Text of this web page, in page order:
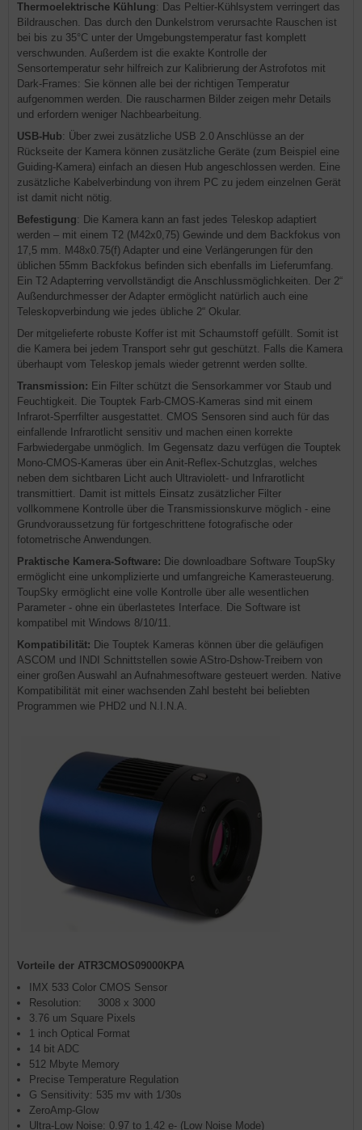
Thermoelektrische Kühlung: Das Peltier-Kühlsystem verringert das
Bildrauschen. Das durch den Dunkelstrom verursachte Rauschen ist
bei bis zu 35°C unter der Umgebungstemperatur fast komplett
verschwunden. Außerdem ist die exakte Kontrolle der
Sensortemperatur sehr hilfreich zur Kalibrierung der Astrofotos mit
Dark-Frames: Sie können alle bei der richtigen Temperatur
aufgenommen werden. Die rauscharmen Bilder zeigen mehr Details
und erfordern weniger Nachbearbeitung.
USB-Hub: Über zwei zusätzliche USB 2.0 Anschlüsse an der
Rückseite der Kamera können zusätzliche Geräte (zum Beispiel eine
Guiding-Kamera) einfach an diesen Hub angeschlossen werden. Eine
zusätzliche Kabelverbindung von ihrem PC zu jedem einzelnen Gerät
ist damit nicht nötig.
Befestigung: Die Kamera kann an fast jedes Teleskop adaptiert
werden – mit einem T2 (M42x0,75) Gewinde und dem Backfokus von
17,5 mm. M48x0.75(f) Adapter und eine Verlängerungen für den
üblichen 55mm Backfokus befinden sich ebenfalls im Lieferumfang.
Ein T2 Adapterring vervollständigt die Anschlussmöglichkeiten. Der 2“
Außendurchmesser der Adapter ermöglicht natürlich auch eine
Teleskopverbindung wie jedes übliche 2“ Okular.
Der mitgelieferte robuste Koffer ist mit Schaumstoff gefüllt. Somit ist
die Kamera bei jedem Transport sehr gut geschützt. Falls die Kamera
überhaupt vom Teleskop jemals wieder getrennt werden sollte.
Transmission: Ein Filter schützt die Sensorkammer vor Staub und
Feuchtigkeit. Die Touptek Farb-CMOS-Kameras sind mit einem
Infrarot-Sperrfilter ausgestattet. CMOS Sensoren sind auch für das
einfallende Infrarotlicht sensitiv und machen einen korrekte
Farbwiedergabe unmöglich. Im Gegensatz dazu verfügen die Touptek
Mono-CMOS-Kameras über ein Anit-Reflex-Schutzglas, welches
neben dem sichtbaren Licht auch Ultraviolett- und Infrarotlicht
transmittiert. Damit ist mittels Einsatz zusätzlicher Filter
vollkommene Kontrolle über die Transmissionskurve möglich - eine
Grundvoraussetzung für fortgeschrittene fotografische oder
fotometrische Anwendungen.
Praktische Kamera-Software: Die downloadbare Software ToupSky
ermöglicht eine unkomplizierte und umfangreiche Kamerasteuerung.
ToupSky ermöglicht eine volle Kontrolle über alle wesentlichen
Parameter - ohne ein überlastetes Interface. Die Software ist
kompatibel mit Windows 8/10/11.
Kompatibilität: Die Touptek Kameras können über die geläufigen
ASCOM und INDI Schnittstellen sowie AStro-Dshow-Treibern von
einer großen Auswahl an Aufnahmesoftware gesteuert werden. Native
Kompatibilität mit einer wachsenden Zahl besteht bei beliebten
Programmen wie PHD2 und N.I.N.A.
Vorteile der ATR3CMOS09000KPA
IMX 533 Color CMOS Sensor
Resolution: 3008 x 3000
3.76 um Square Pixels
1 inch Optical Format
14 bit ADC
512 Mbyte Memory
Precise Temperature Regulation
G Sensitivity: 535 mv with 1/30s
ZeroAmp-Glow
Ultra-Low Noise: 0.97 to 1.42 e- (Low Noise Mode)